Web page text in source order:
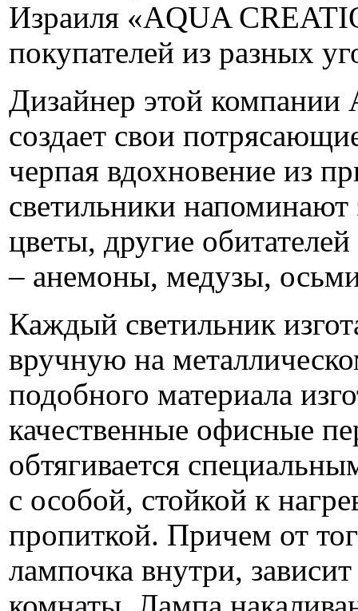
Израиля «AQUA
покупателей из разных
Дизайнер этой компании
создает свои
черпая вдохновение из
светильники напоминают
цветы, другие
– анемоны, медузы,
Каждый светильник
вручную на
подобного материала
качественные офисные
обтягивается
с особой, стойкой к
пропиткой. Причем от
лампочка внутри,